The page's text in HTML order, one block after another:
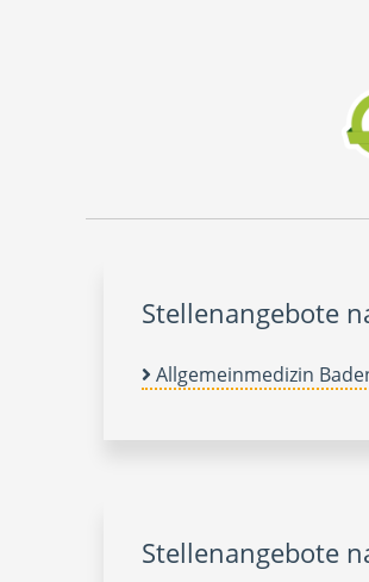
Stellenangebote
Allgemeinmedizin
Stellenangebote